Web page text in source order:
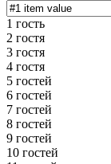
1 гость
2 гостя
3 гостя
4 гостя
5 гостей
6 гостей
7 гостей
8 гостей
9 гостей
10 гостей